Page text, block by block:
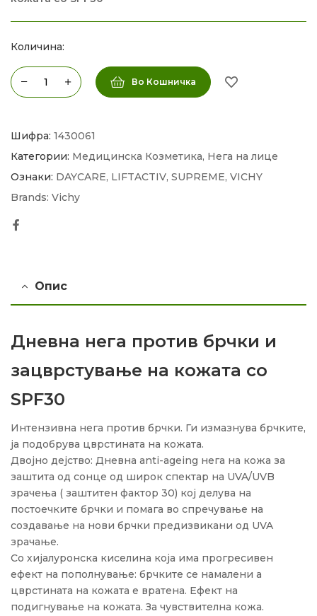
Количина:
Во Кошничка
Шифра: 1430061
Категории: Медицинска Козметика, Нега на лице
Ознаки: DAYCARE, LIFTACTIV, SUPREME, VICHY
Brands: Vichy
Опис
Дневна нега против брчки и
зацврстување на кожата со
SPF30
Интензивна нега против брчки. Ги измазнува брчките,
ја подобрува цврстината на кожата.
Двојно дејство: Дневна anti-ageing нега на кожа за
заштита од сонце од широк спектар на UVA/UVB
зрачења ( заштитен фактор 30) кој делува на
постоечките брчки и помага во спречување на
создавање на нови брчки предизвикани од UVA
зрачање.
Со хијалуронска киселина која има прогресивен
ефект на пополнување: брчките се намалени а
цврстината на кожата е вратена. Ефект на
подигнување на кожата. За чувствителна кожа.